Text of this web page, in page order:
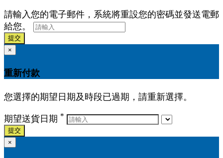
請輸入您的電子郵件，系統將重設您的密碼並發送電郵
給您。
提交
×
重新付款
您選擇的期望日期及時段已過期，請重新選擇。
期望送貨日期 *
提交
×